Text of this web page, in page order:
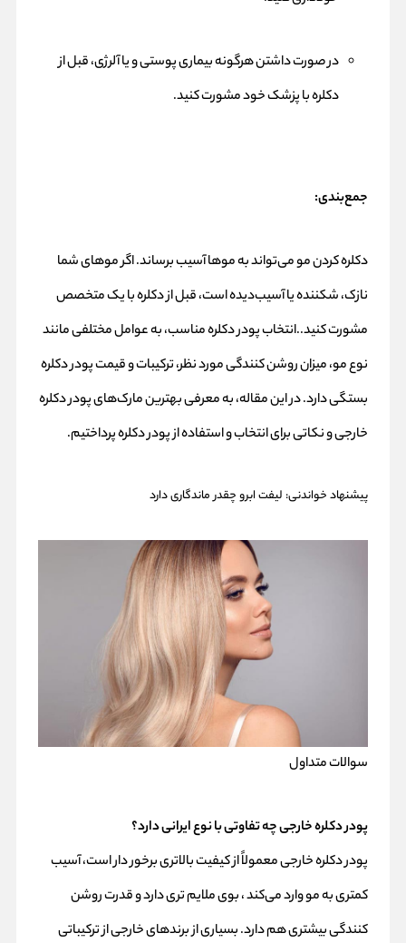
در صورت داشتن هرگونه بیماری پوستی و یا آلرژی، قبل از
دکلره با پزشک خود مشورت کنید.
جمع‌بندی:
دکلره کردن مو می‌تواند به موها آسیب برساند. اگر موهای شما
نازک، شکننده یا آسیب‌دیده است، قبل از دکلره با یک متخصص
مشورت کنید..انتخاب پودر دکلره مناسب، به عوامل مختلفی مانند
نوع مو، میزان روشن کنندگی مورد نظر، ترکیبات و قیمت پودر دکلره
بستگی دارد. در این مقاله، به معرفی بهترین مارک‌های پودر دکلره
خارجی و نکاتی برای انتخاب و استفاده از پودر دکلره پرداختیم.
پیشنهاد خواندنی: لیفت ابرو چقدر ماندگاری دارد
سوالات متداول
پودر دکلره خارجی چه تفاوتی با نوع ایرانی دارد؟
پودر دکلره خارجی معمولاً از کیفیت بالاتری برخور دار است، آسیب
کمتری به مو وارد می‌کند ، بوی ملایم‌ تری دارد و قدرت روشن‌
کنندگی بیشتری هم دارد. بسیاری از برندهای خارجی از ترکیباتی